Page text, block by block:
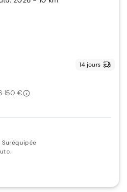
14 jours
Suréquipée
150 €